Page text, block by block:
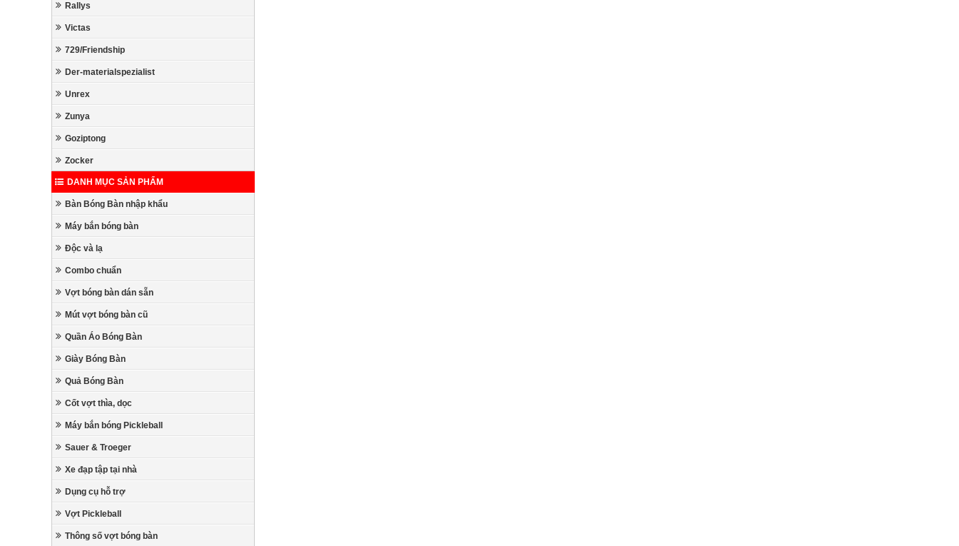
Rallys
Victas
729/Friendship
Der-materialspezialist
Unrex
Zunya
Goziptong
Zocker
DANH MỤC SẢN PHẨM
Bàn Bóng Bàn nhập khẩu
Máy bắn bóng bàn
Độc và lạ
Combo chuẩn
Vợt bóng bàn dán sẵn
Mút vợt bóng bàn cũ
Quần Áo Bóng Bàn
Giày Bóng Bàn
Quả Bóng Bàn
Cốt vợt thìa, dọc
Máy bắn bóng Pickleball
Sauer & Troeger
Xe đạp tập tại nhà
Dụng cụ hỗ trợ
Vợt Pickleball
Thông số vợt bóng bàn